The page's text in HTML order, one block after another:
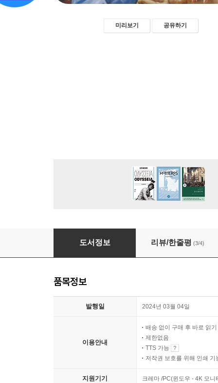
미리보기 공유하기
법학 입문 민사법 1
도서정보 리뷰/한줄평 (3/4)
품목정보
발행일 2024년 03월 04일
이용안내
배송 없이 구매 후 바로 읽기
제한없음
TTS 가능
저작권 보호를 위해 인쇄 기
지원기기 크레마 /PC(윈도우 - 4K 모